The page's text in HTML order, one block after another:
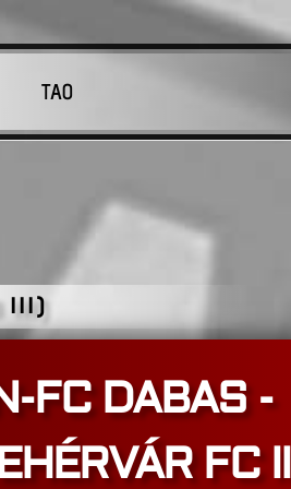
TAO
III)
FC DABAS -
FC II